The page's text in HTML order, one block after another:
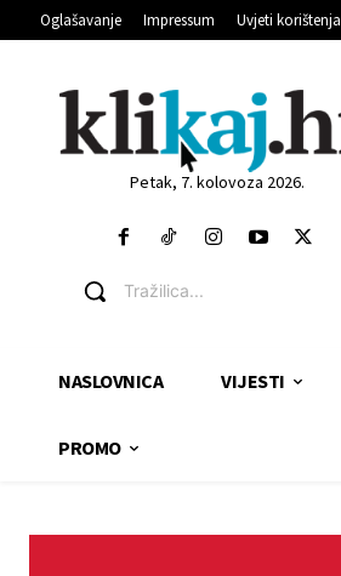
Oglašavanje Impressum Uvjeti korištenja
Petak, 7. kolovoza 2026.
Tražilica...
NASLOVNICA VIJESTI
PROMO